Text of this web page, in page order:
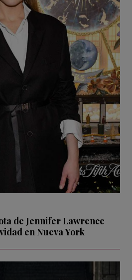
de Jennifer Lawrence
en Nueva York